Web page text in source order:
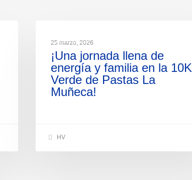
25 marzo, 2026
¡Una jornada llena de
energía y familia en la 10K
Verde de Pastas La
Muñeca!
HV